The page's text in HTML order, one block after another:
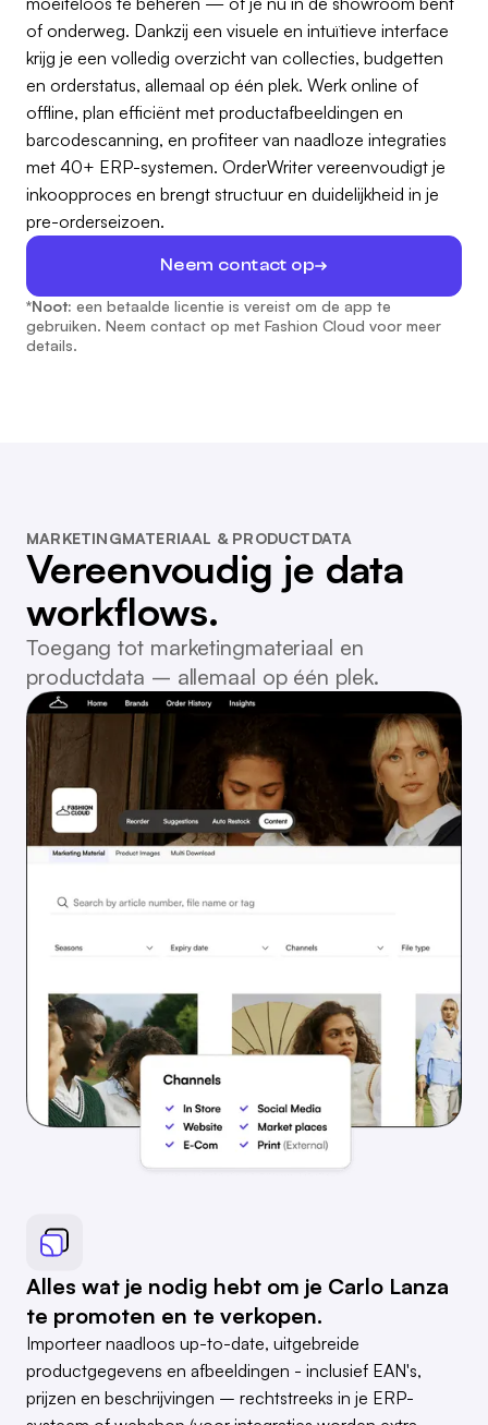
of onderweg. Dankzij een visuele en intuïtieve interface
krijg je een volledig overzicht van collecties, budgetten
en orderstatus, allemaal op één plek. Werk online of
offline, plan efficiënt met productafbeeldingen en
barcodescanning, en profiteer van naadloze integraties
met 40+ ERP-systemen. OrderWriter vereenvoudigt je
inkoopproces en brengt structuur en duidelijkheid in je
pre-orderseizoen.
Neem contact op
*Noot: een betaalde licentie is vereist om de app te
gebruiken. Neem contact op met Fashion Cloud voor meer
details.
MARKETINGMATERIAAL & PRODUCTDATA
Vereenvoudig je data
workflows.
Toegang tot marketingmateriaal en
productdata – allemaal op één plek.
Alles wat je nodig hebt om je Carlo Lanza
te promoten en te verkopen.
Importeer naadloos up-to-date, uitgebreide
productgegevens en afbeeldingen - inclusief EAN's,
prijzen en beschrijvingen – rechtstreeks in je ERP-